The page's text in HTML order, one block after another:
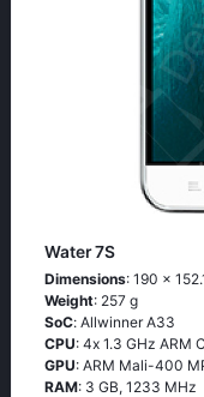
Water 7S
Dimensions: 190 x
Weight: 257 g
SoC: Аllwinnеr А33
CPU: 4х 1.3 GНz АRМ
GPU: ARM Mali-400
RAM: 3 GB, 1233 MHz